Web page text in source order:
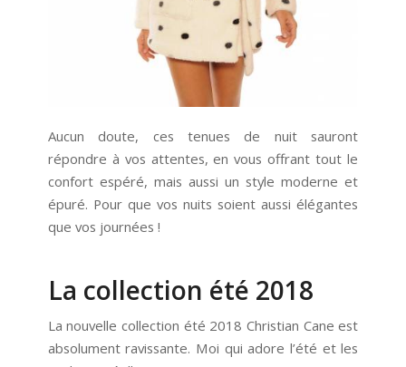
Aucun doute, ces tenues de nuit sauront
répondre à vos attentes, en vous offrant tout le
confort espéré, mais aussi un style moderne et
épuré. Pour que vos nuits soient aussi élégantes
que vos journées !
La collection été 2018
La nouvelle collection été 2018 Christian Cane est
absolument ravissante. Moi qui adore l’été et les